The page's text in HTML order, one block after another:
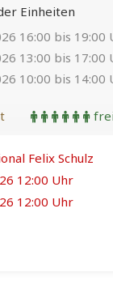
Einheiten
16:00 bis 19:00
13:00 bis 17:00
10:00 bis 14:00
frei
Felix Schulz
12:00 Uhr
12:00 Uhr